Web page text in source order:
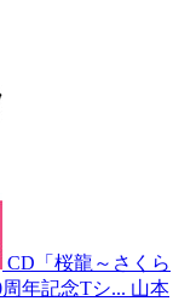
CD「桜龍～さくら
年記念Tシ... 山本